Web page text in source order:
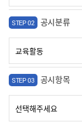
STEP 02 공시분류
STEP 03 공시항목